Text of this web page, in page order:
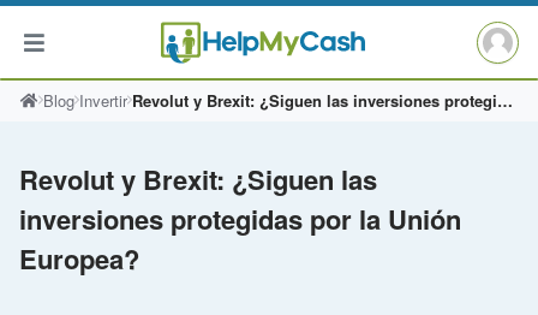
SaltarBlog Invertir Revolut y Brexit: ¿Siguen las inversiones protegidas por la Unión Europea?
Revolut y Brexit: ¿Siguen las
inversiones protegidas por la Unión
Europea?